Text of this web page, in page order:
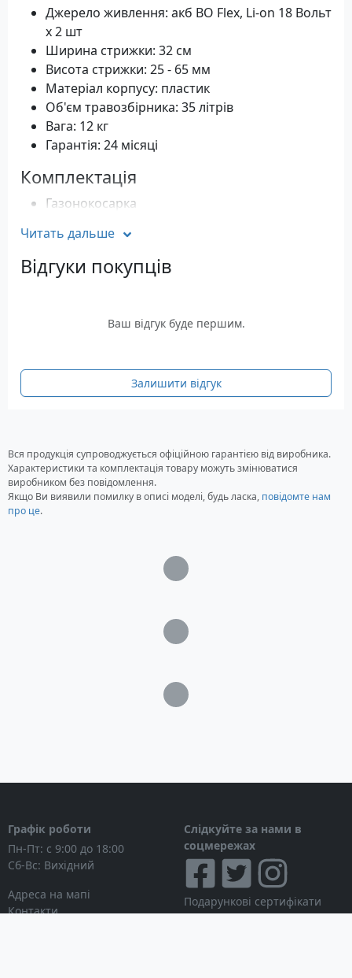
Джерело живлення: акб BO Flex, Li-on 18 Вольт
x 2 шт
Ширина стрижки: 32 см
Висота стрижки: 25 - 65 мм
Матеріал корпусу: пластик
Об'єм травозбірника: 35 літрів
Вага: 12 кг
Гарантія: 24 місяці
Комплектація
Газонокосарка
Інструкція
Гарантійний талон в електронному вигляді
Читать дальше
Відгуки покупців
Ваш відгук буде першим.
Залишити відгук
Вся продукція супроводжується офіційною гарантією від виробника.
Характеристики та комплектація товару можуть змінюватися
виробником без повідомлення.
Якщо Ви виявили помилку в описі моделі, будь ласка, повідомте нам
про це.
Загрузка...
Загрузка...
Загрузка...
Графік роботи
Пн-Пт: с 9:00 до 18:00
Сб-Вс: Вихідний
Адреса на мапі
Контакти
Слідкуйте за нами в
соцмережах
Подарункові сертифікати
Дисконтні картки